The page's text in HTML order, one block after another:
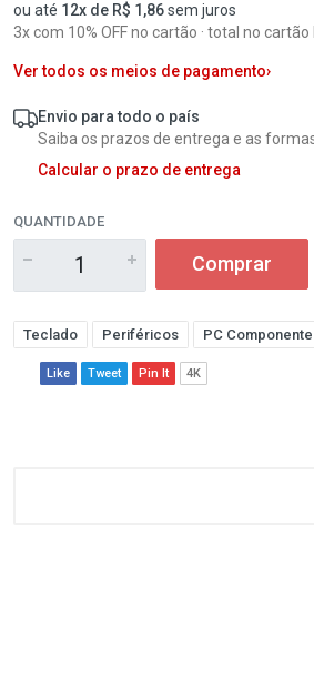
ou até 12x de R$ 1,86sem juros
3x com 10% OFF no cartão · total no cartão
Ver todos os meios de pagamento›
Envio para todo o país
Saiba os prazos de entrega e as
Calcular o prazo de entrega
QUANTIDADE
Comprar
Teclado Periféricos PC
Like Tweet Pin It 4K